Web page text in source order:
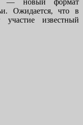
— новый формат
Ожидается, что в
известный